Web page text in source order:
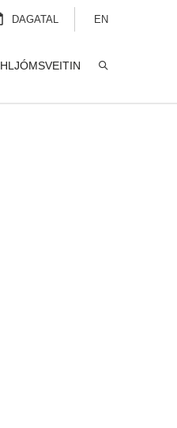
HLJÓMSVEITIN
EN
DAGATAL